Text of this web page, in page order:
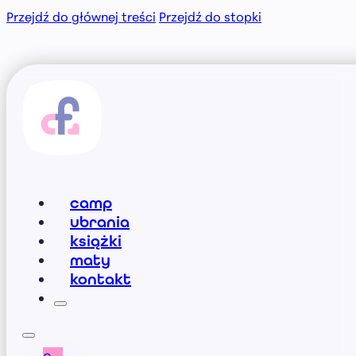
Przejdź do głównej treści Przejdź do stopki
camp
ubrania
książki
maty
kontakt